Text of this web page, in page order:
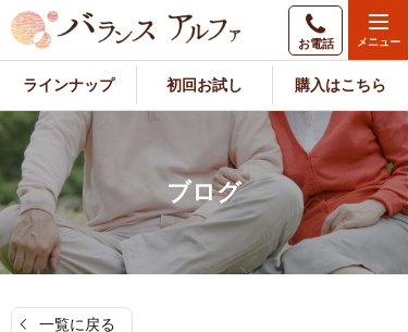
お電話
ラインナップ 初回お試し 購入はこちら
ブログ
一覧に戻る